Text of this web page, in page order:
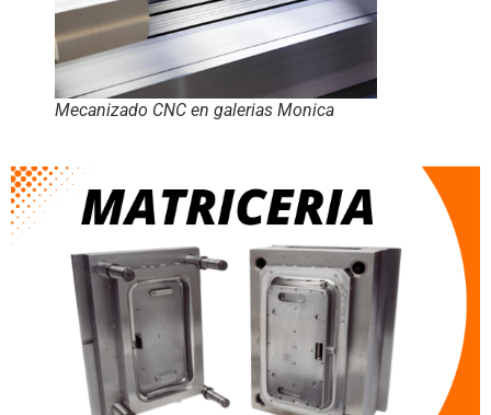
Mecanizado CNC en galerias Monica